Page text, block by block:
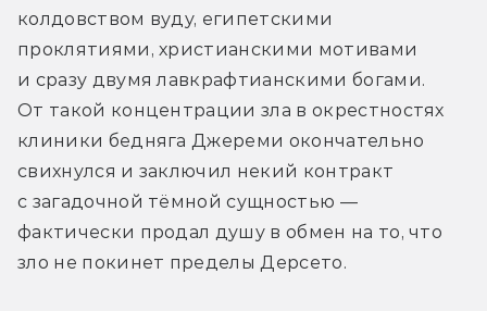
колдовством вуду, египетскими
проклятиями, христианскими мотивами
и сразу двумя лавкрафтианскими богами.
От такой концентрации зла в окрестностях
клиники бедняга Джереми окончательно
свихнулся и заключил некий контракт
с загадочной тёмной сущностью —
фактически продал душу в обмен на то, что
зло не покинет пределы Дерсето.